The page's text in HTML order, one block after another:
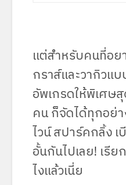
แต่สำหรับคนที่อ
กราส์และวากิวแบ
อัพเกรดให้พิเศษ
คน ก็จัดได้ทุกอย่า
ไวน์ สปาร์คกลิ้ง
อั้นกันไปเลย! เรี
ไงแล้วเนี่ย